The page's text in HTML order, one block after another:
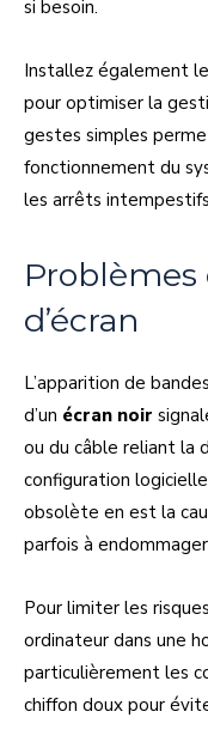
si besoin.
Installez également
pour optimiser la
gestes simples
fonctionnement du
les arrêts
Problèmes
d’écran
L’apparition de
d’un écran noir
ou du câble reliant la
configuration
obsolète en est la
parfois à endommager
Pour limiter les
ordinateur dans une
particulièrement les
chiffon doux pour